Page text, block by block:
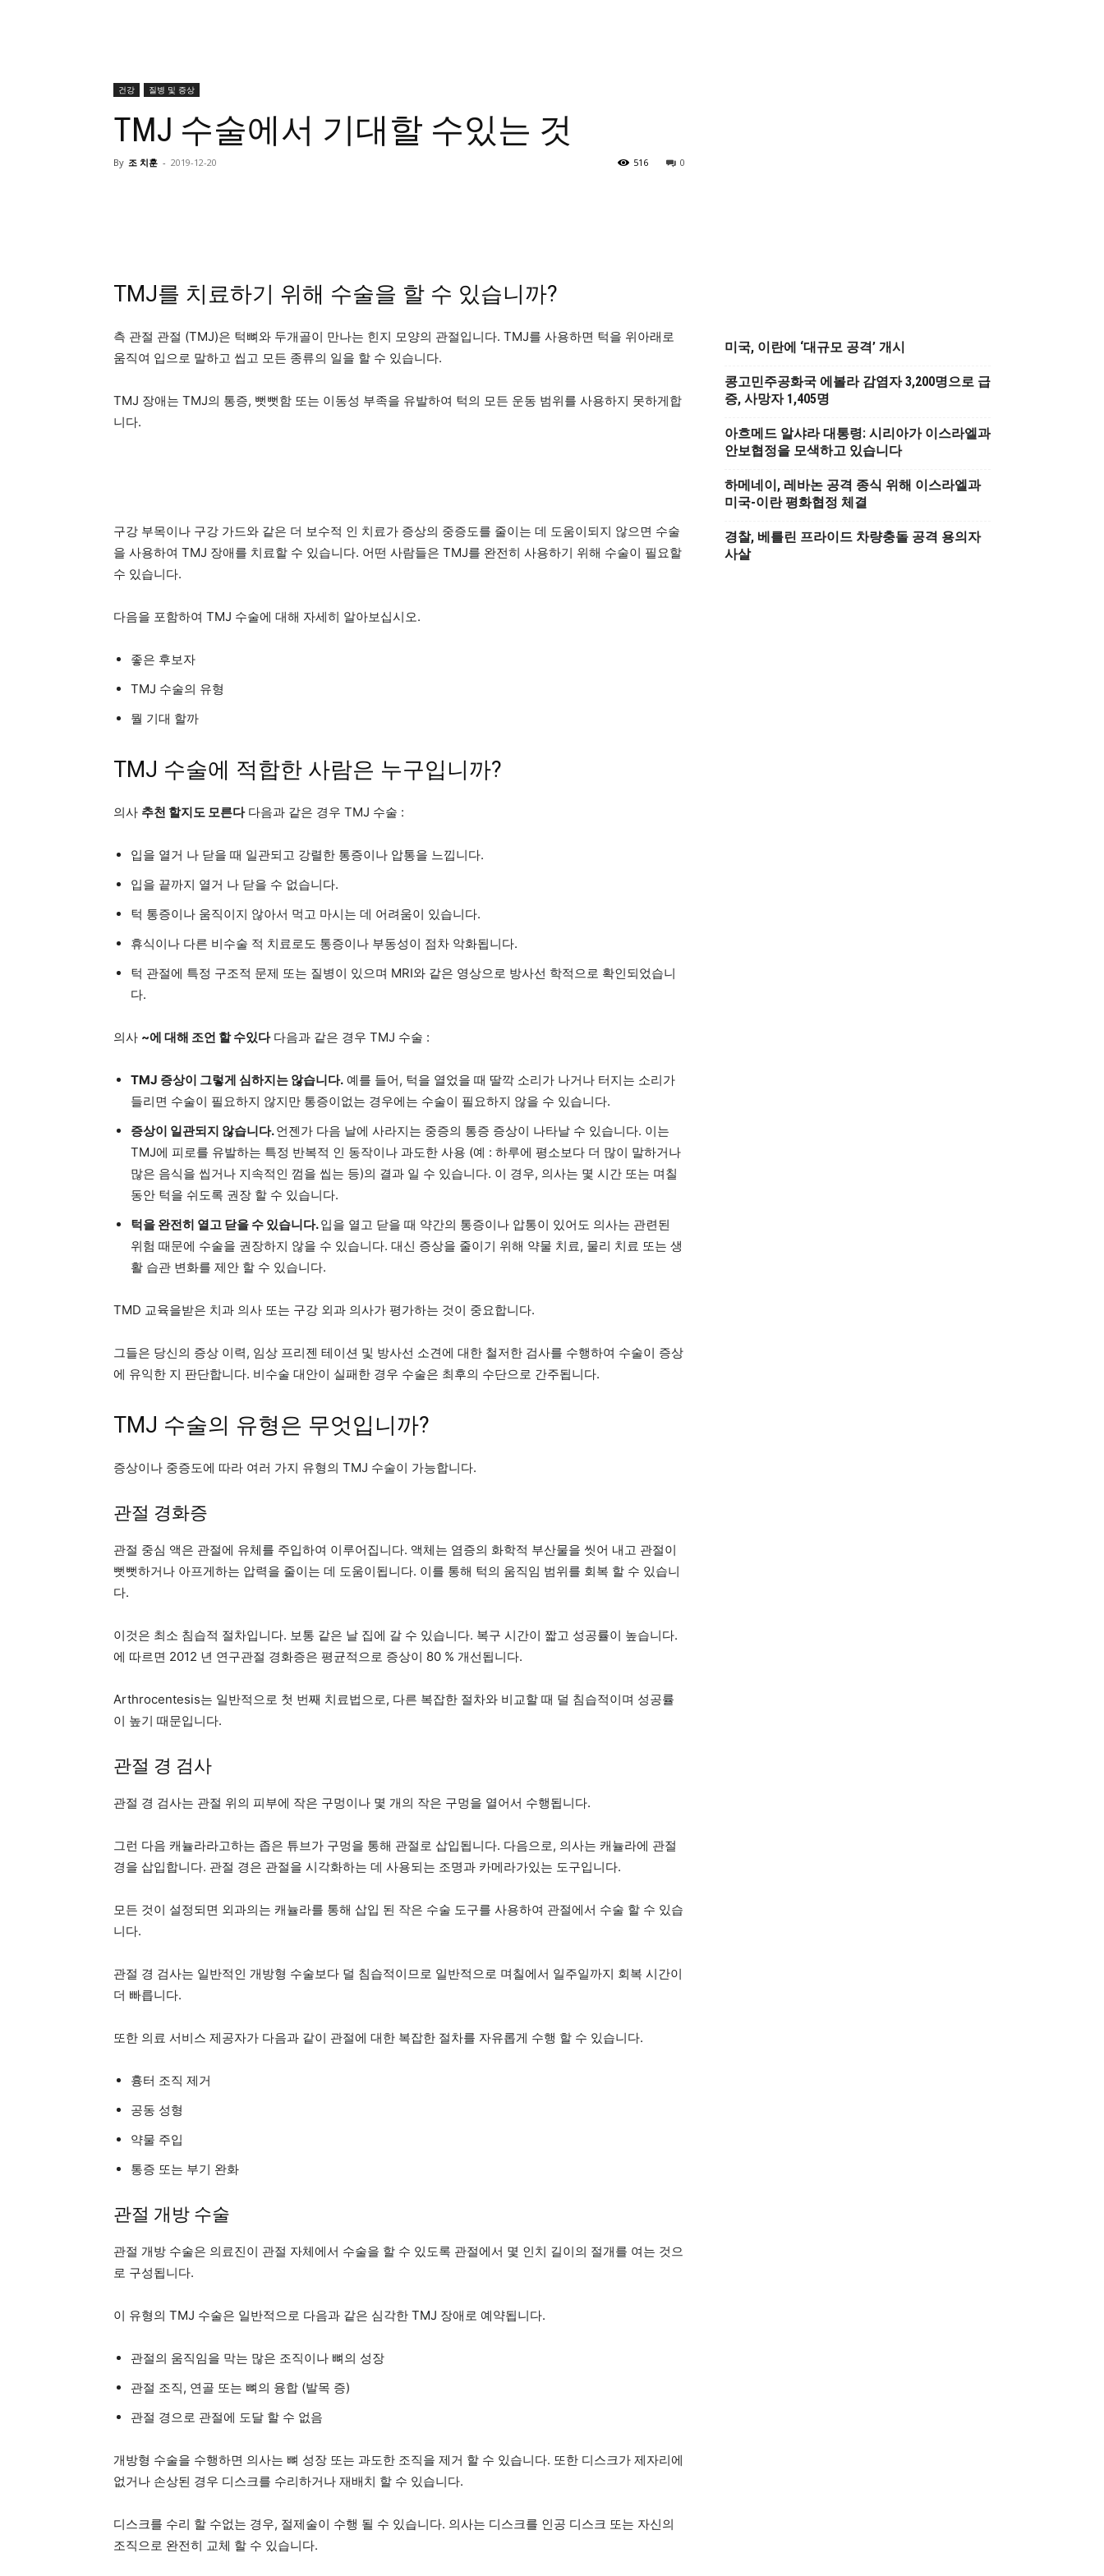
건강 질병 및 증상
TMJ 수술에서 기대할 수있는 것
By 조 치훈 - 2019-12-20 0
516
TMJ를 치료하기 위해 수술을 할 수 있습니까?
측 관절 관절 (TMJ)은 턱뼈와 두개골이 만나는 힌지 모양의 관절입니다. TMJ를 사용하면 턱을 위아래로
움직여 입으로 말하고 씹고 모든 종류의 일을 할 수 있습니다.
TMJ 장애는 TMJ의 통증, 뻣뻣함 또는 이동성 부족을 유발하여 턱의 모든 운동 범위를 사용하지 못하게합
니다.
구강 부목이나 구강 가드와 같은 더 보수적 인 치료가 증상의 중증도를 줄이는 데 도움이되지 않으면 수술
을 사용하여 TMJ 장애를 치료할 수 있습니다. 어떤 사람들은 TMJ를 완전히 사용하기 위해 수술이 필요할
수 있습니다.
다음을 포함하여 TMJ 수술에 대해 자세히 알아보십시오.
좋은 후보자
TMJ 수술의 유형
뭘 기대 할까
TMJ 수술에 적합한 사람은 누구입니까?
의사 추천 할지도 모른다다음과 같은 경우 TMJ 수술 :
입을 열거 나 닫을 때 일관되고 강렬한 통증이나 압통을 느낍니다.
입을 끝까지 열거 나 닫을 수 없습니다.
턱 통증이나 움직이지 않아서 먹고 마시는 데 어려움이 있습니다.
휴식이나 다른 비수술 적 치료로도 통증이나 부동성이 점차 악화됩니다.
턱 관절에 특정 구조적 문제 또는 질병이 있으며 MRI와 같은 영상으로 방사선 학적으로 확인되었습니
다.
의사 ~에 대해 조언 할 수있다다음과 같은 경우 TMJ 수술 :
TMJ 증상이 그렇게 심하지는 않습니다. 예를 들어, 턱을 열었을 때 딸깍 소리가 나거나 터지는 소리가
들리면 수술이 필요하지 않지만 통증이없는 경우에는 수술이 필요하지 않을 수 있습니다.
증상이 일관되지 않습니다.언젠가 다음 날에 사라지는 중증의 통증 증상이 나타날 수 있습니다. 이는
TMJ에 피로를 유발하는 특정 반복적 인 동작이나 과도한 사용 (예 : 하루에 평소보다 더 많이 말하거나
많은 음식을 씹거나 지속적인 껌을 씹는 등)의 결과 일 수 있습니다. 이 경우, 의사는 몇 시간 또는 며칠
동안 턱을 쉬도록 권장 할 수 있습니다.
턱을 완전히 열고 닫을 수 있습니다.입을 열고 닫을 때 약간의 통증이나 압통이 있어도 의사는 관련된
위험 때문에 수술을 권장하지 않을 수 있습니다. 대신 증상을 줄이기 위해 약물 치료, 물리 치료 또는 생
활 습관 변화를 제안 할 수 있습니다.
TMD 교육을받은 치과 의사 또는 구강 외과 의사가 평가하는 것이 중요합니다.
그들은 당신의 증상 이력, 임상 프리젠 테이션 및 방사선 소견에 대한 철저한 검사를 수행하여 수술이 증상
에 유익한 지 판단합니다. 비수술 대안이 실패한 경우 수술은 최후의 수단으로 간주됩니다.
TMJ 수술의 유형은 무엇입니까?
증상이나 중증도에 따라 여러 가지 유형의 TMJ 수술이 가능합니다.
관절 경화증
관절 중심 액은 관절에 유체를 주입하여 이루어집니다. 액체는 염증의 화학적 부산물을 씻어 내고 관절이
뻣뻣하거나 아프게하는 압력을 줄이는 데 도움이됩니다. 이를 통해 턱의 움직임 범위를 회복 할 수 있습니
다.
이것은 최소 침습적 절차입니다. 보통 같은 날 집에 갈 수 있습니다. 복구 시간이 짧고 성공률이 높습니다.
에 따르면 2012 년 연구관절 경화증은 평균적으로 증상이 80 % 개선됩니다.
Arthrocentesis는 일반적으로 첫 번째 치료법으로, 다른 복잡한 절차와 비교할 때 덜 침습적이며 성공률
이 높기 때문입니다.
관절 경 검사
관절 경 검사는 관절 위의 피부에 작은 구멍이나 몇 개의 작은 구멍을 열어서 수행됩니다.
그런 다음 캐뉼라라고하는 좁은 튜브가 구멍을 통해 관절로 삽입됩니다. 다음으로, 의사는 캐뉼라에 관절
경을 삽입합니다. 관절 경은 관절을 시각화하는 데 사용되는 조명과 카메라가있는 도구입니다.
모든 것이 설정되면 외과의는 캐뉼라를 통해 삽입 된 작은 수술 도구를 사용하여 관절에서 수술 할 수 있습
니다.
관절 경 검사는 일반적인 개방형 수술보다 덜 침습적이므로 일반적으로 며칠에서 일주일까지 회복 시간이
더 빠릅니다.
또한 의료 서비스 제공자가 다음과 같이 관절에 대한 복잡한 절차를 자유롭게 수행 할 수 있습니다.
흉터 조직 제거
공동 성형
약물 주입
통증 또는 부기 완화
관절 개방 수술
관절 개방 수술은 의료진이 관절 자체에서 수술을 할 수 있도록 관절에서 몇 인치 길이의 절개를 여는 것으
로 구성됩니다.
이 유형의 TMJ 수술은 일반적으로 다음과 같은 심각한 TMJ 장애로 예약됩니다.
관절의 움직임을 막는 많은 조직이나 뼈의 성장
관절 조직, 연골 또는 뼈의 융합 (발목 증)
관절 경으로 관절에 도달 할 수 없음
개방형 수술을 수행하면 의사는 뼈 성장 또는 과도한 조직을 제거 할 수 있습니다. 또한 디스크가 제자리에
없거나 손상된 경우 디스크를 수리하거나 재배치 할 수 있습니다.
디스크를 수리 할 수없는 경우, 절제술이 수행 될 수 있습니다. 의사는 디스크를 인공 디스크 또는 자신의
조직으로 완전히 교체 할 수 있습니다.
미국, 이란에 ‘대규모 공격’ 개시
콩고민주공화국 에볼라 감염자 3,200명으로 급
증, 사망자 1,405명
아흐메드 알샤라 대통령: 시리아가 이스라엘과
안보협정을 모색하고 있습니다
하메네이, 레바논 공격 종식 위해 이스라엘과
미국-이란 평화협정 체결
경찰, 베를린 프라이드 차량충돌 공격 용의자
사살